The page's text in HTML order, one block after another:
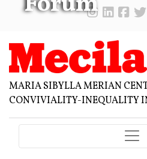
MARIA SIBYLLA MERIAN
CONVIVIALITY-INEQUALITY